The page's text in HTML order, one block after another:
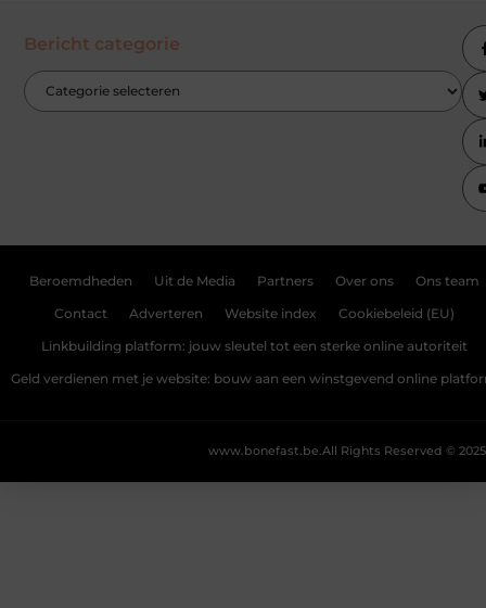
Bericht categorie
Beroemdheden Uit de Media Partners Over ons Ons team
Contact Adverteren Website index Cookiebeleid (EU)
Linkbuilding platform: jouw sleutel tot een sterke online autoriteit
Geld verdienen met je website: bouw aan een winstgevend online
All Rights Reserved © 2025
www.bonefast.be.